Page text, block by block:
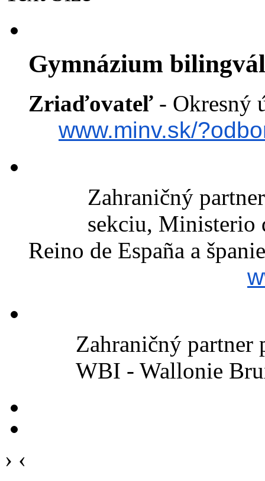
Gymnázium
Zriaďovateľ -
www.minv.sk/
Zahraničný
sekciu, Ministerio
Reino de España a
Zahraničný partner
WBI - Wallonie
› ‹